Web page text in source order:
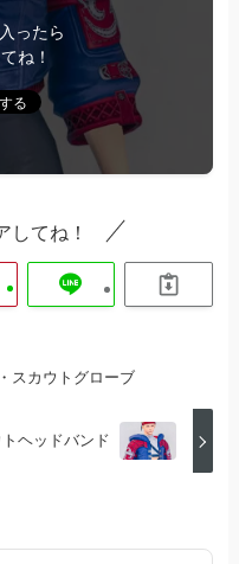
ったら
ね！
してね！
スカウトグローブ
ヘッドバンド